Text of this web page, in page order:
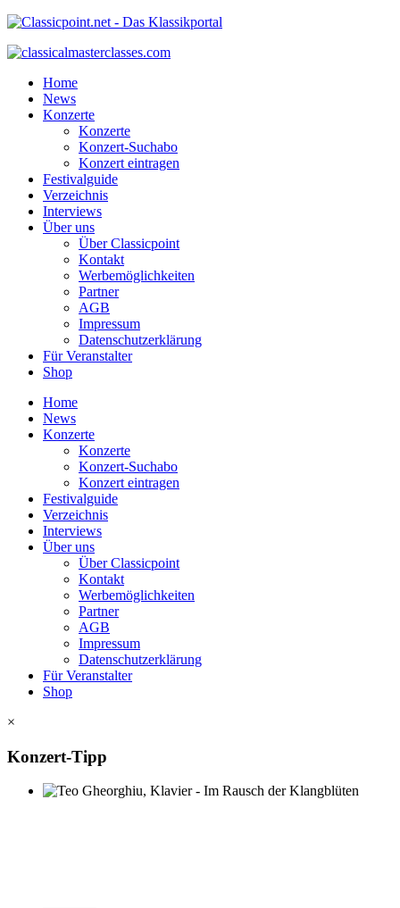
Home
News
Konzerte
Konzerte
Konzert-Suchabo
Konzert eintragen
Festivalguide
Verzeichnis
Interviews
Über uns
Über Classicpoint
Kontakt
Werbemöglichkeiten
Partner
AGB
Impressum
Datenschutzerklärung
Für Veranstalter
Shop
Home
News
Konzerte
Konzerte
Konzert-Suchabo
Konzert eintragen
Festivalguide
Verzeichnis
Interviews
Über uns
Über Classicpoint
Kontakt
Werbemöglichkeiten
Partner
AGB
Impressum
Datenschutzerklärung
Für Veranstalter
Shop
×
Konzert-Tipp